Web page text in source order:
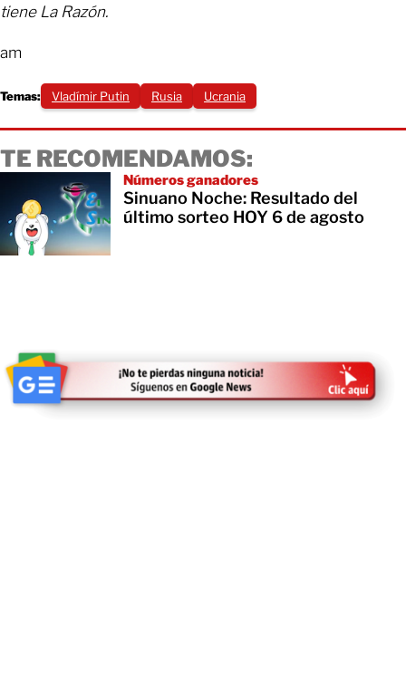
tiene La Razón.
am
Temas: Vladímir Putin Rusia Ucrania
TE RECOMENDAMOS:
Números ganadores
Sinuano Noche: Resultado del
último sorteo HOY 6 de agosto